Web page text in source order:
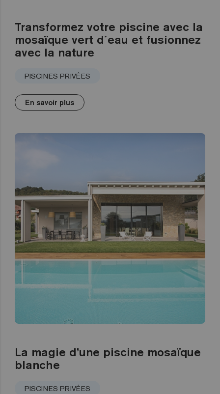
Transformez votre piscine avec la
mosaïque vert d´eau et fusionnez
avec la nature
PISCINES PRIVÉES
En savoir plus
La magie d’une piscine mosaïque
blanche
PISCINES PRIVÉES